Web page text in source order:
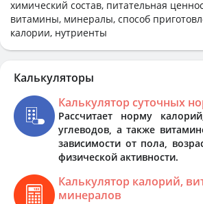
химический состав, питательная
витамины, минералы, способ
калории, нутриенты
Калькуляторы
Калькулятор суточных
Рассчитает норму
углеводов, а также
зависимости от пола,
физической активности.
Калькулятор калорий,
минералов